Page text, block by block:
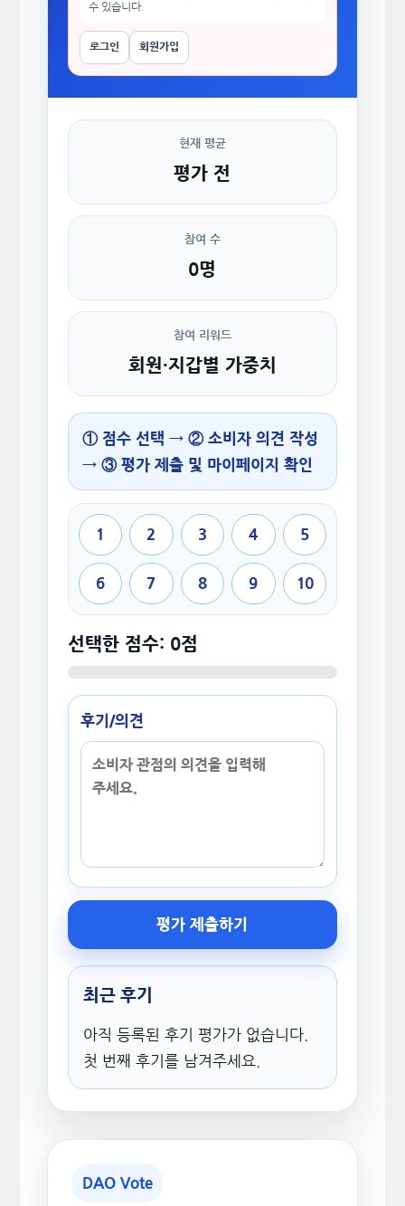
수 있습니다.
로그인 회원가입
현재 평균
평가 전
참여 수
0명
참여 리워드
회원·지갑별 가중치
① 점수 선택 → ② 소비자 의견 작성
→ ③ 평가 제출 및 마이페이지 확인
1 2 3 4 5
6 7 8 9 10
선택한 점수: 0점
후기/의견
평가 제출하기
최근 후기
아직 등록된 후기 평가가 없습니다.
첫 번째 후기를 남겨주세요.
DAO Vote